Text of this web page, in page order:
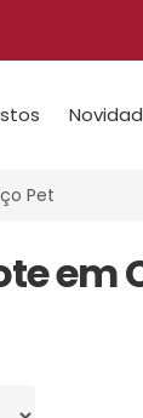
Pet
em